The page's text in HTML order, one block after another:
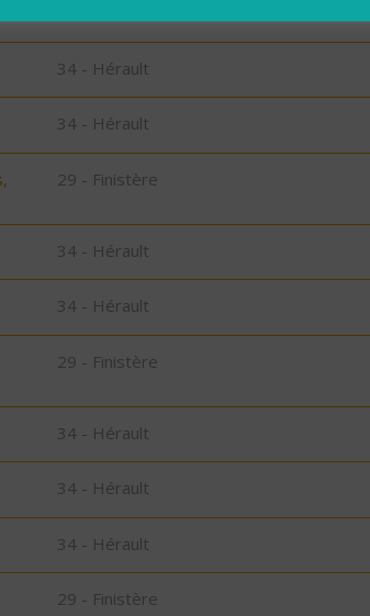
34 - Hérault
34 - Hérault
29 - Finistère
34 - Hérault
34 - Hérault
29 - Finistère
34 - Hérault
34 - Hérault
34 - Hérault
29 - Finistère